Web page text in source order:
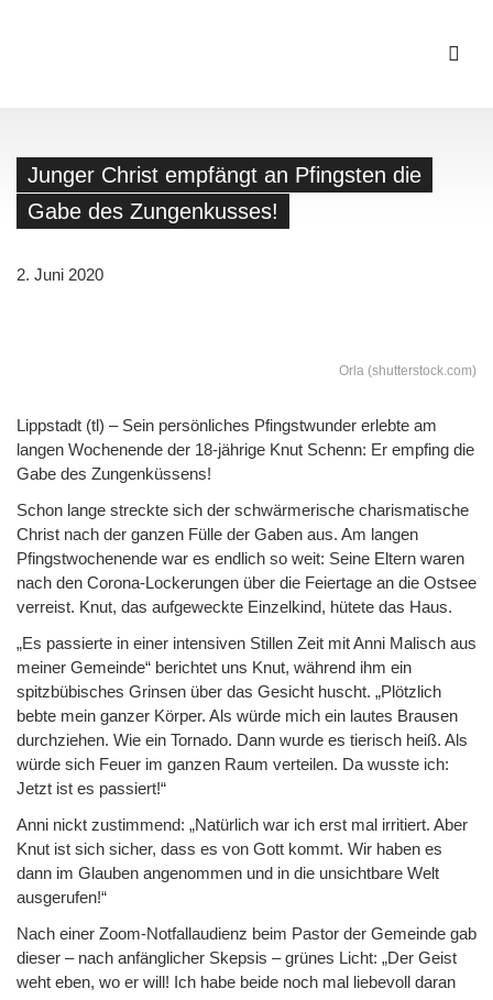
Junger Christ empfängt an Pfingsten die
Gabe des Zungenkusses!
2. Juni 2020
Orla (shutterstock.com)
Lippstadt (tl) – Sein persönliches Pfingstwunder erlebte am
langen Wochenende der 18-jährige Knut Schenn: Er empfing die
Gabe des Zungenküssens!
Schon lange streckte sich der schwärmerische charismatische
Christ nach der ganzen Fülle der Gaben aus. Am langen
Pfingstwochenende war es endlich so weit: Seine Eltern waren
nach den Corona-Lockerungen über die Feiertage an die Ostsee
verreist. Knut, das aufgeweckte Einzelkind, hütete das Haus.
„Es passierte in einer intensiven Stillen Zeit mit Anni Malisch aus
meiner Gemeinde“ berichtet uns Knut, während ihm ein
spitzbübisches Grinsen über das Gesicht huscht. „Plötzlich
bebte mein ganzer Körper. Als würde mich ein lautes Brausen
durchziehen. Wie ein Tornado. Dann wurde es tierisch heiß. Als
würde sich Feuer im ganzen Raum verteilen. Da wusste ich:
Jetzt ist es passiert!“
Anni nickt zustimmend: „Natürlich war ich erst mal irritiert. Aber
Knut ist sich sicher, dass es von Gott kommt. Wir haben es
dann im Glauben angenommen und in die unsichtbare Welt
ausgerufen!“
Nach einer Zoom-Notfallaudienz beim Pastor der Gemeinde gab
dieser – nach anfänglicher Skepsis – grünes Licht: „Der Geist
weht eben, wo er will! Ich habe beide noch mal liebevoll daran